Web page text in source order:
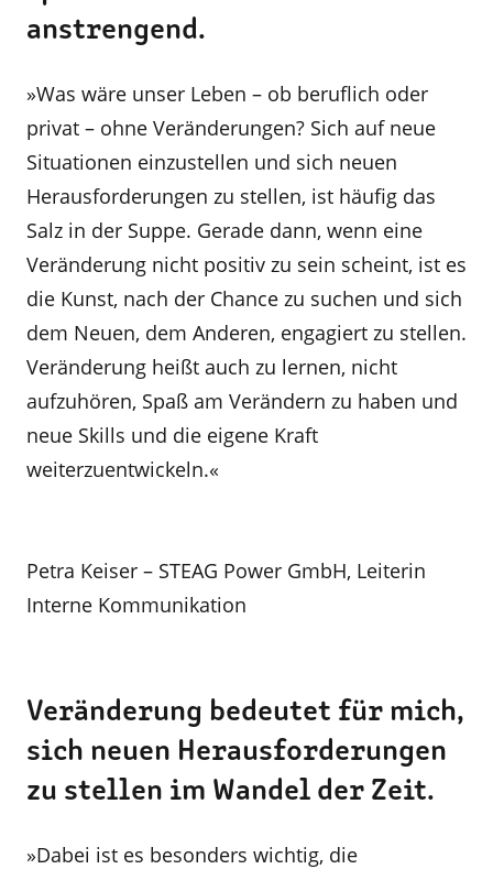
anstrengend.
»Was wäre unser Leben – ob beruflich oder
privat – ohne Veränderungen? Sich auf neue
Situationen einzustellen und sich neuen
Herausforderungen zu stellen, ist häufig das
Salz in der Suppe. Gerade dann, wenn eine
Veränderung nicht positiv zu sein scheint, ist es
die Kunst, nach der Chance zu suchen und sich
dem Neuen, dem Anderen, engagiert zu stellen.
Veränderung heißt auch zu lernen, nicht
aufzuhören, Spaß am Verändern zu haben und
neue Skills und die eigene Kraft
weiterzuentwickeln.«
Petra Keiser – STEAG Power GmbH, Leiterin
Interne Kommunikation
Veränderung bedeutet für mich,
sich neuen Herausforderungen
zu stellen im Wandel der Zeit.
»Dabei ist es besonders wichtig, die